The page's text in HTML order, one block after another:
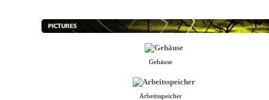
Gehäuse
Arbeitsspeicher